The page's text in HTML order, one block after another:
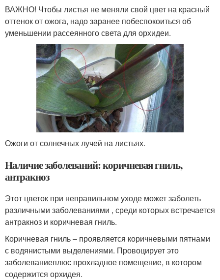
ВАЖНО! Чтобы листья не меняли свой цвет на красный
оттенок от ожога, надо заранее побеспокоиться об
уменьшении рассеянного света для орхидеи.
Ожоги от солнечных лучей на листьях.
Наличие заболеваний: коричневая гниль,
антракноз
Этот цветок при неправильном уходе может заболеть
различными заболеваниями , среди которых встречается
антракноз и коричневая гниль.
Коричневая гниль – проявляется коричневыми пятнами
с водянистыми выделениями. Провоцирует это
заболеваниеплюс прохладное помещение, в котором
содержится орхидея.